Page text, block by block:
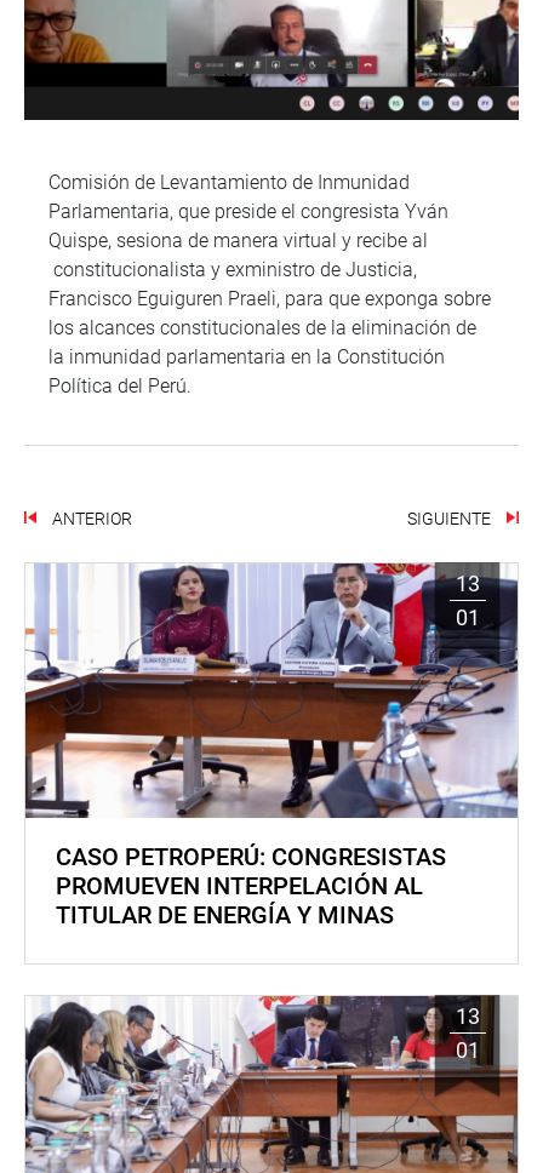
Comisión de Levantamiento de Inmunidad
Parlamentaria, que preside el congresista Yván
Quispe, sesiona de manera virtual y recibe al
constitucionalista y exministro de Justicia,
Francisco Eguiguren Praeli, para que exponga sobre
los alcances constitucionales de la eliminación de
la inmunidad parlamentaria en la Constitución
Política del Perú.
ANTERIOR SIGUIENTE
13
01
CASO PETROPERÚ: CONGRESISTAS
PROMUEVEN INTERPELACIÓN AL
TITULAR DE ENERGÍA Y MINAS
13
01